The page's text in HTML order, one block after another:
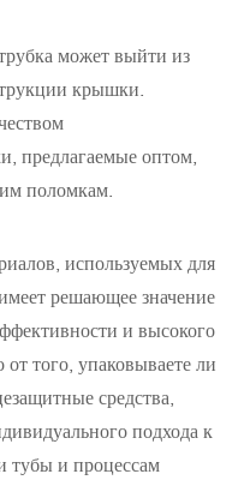
может выйти из
крышки.
предлагаемые оптом,
поломкам.
используемых для
решающее значение
и высокого
того, упаковываете ли
средства,
подхода к
тубы и процессам